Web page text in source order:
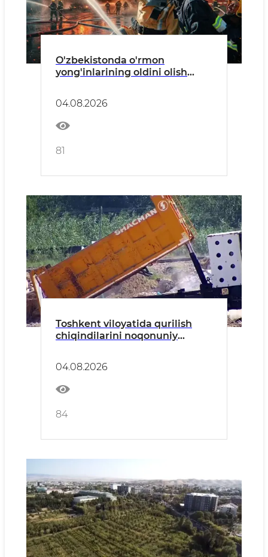
O'zbekistonda o'rmon
yong'inlarining oldini olish
04.08.2026
81
Toshkent viloyatida qurilish
chiqindilarini noqonuniy
04.08.2026
84